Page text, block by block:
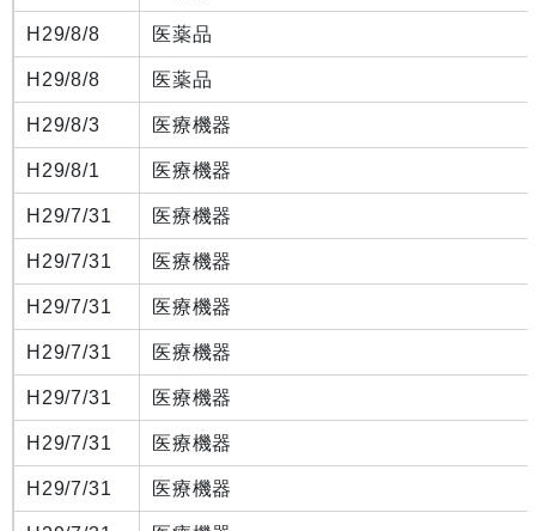
H29/8/8 医薬品
H29/8/8 医薬品
H29/8/3 医療機器
H29/8/1 医療機器
H29/7/31 医療機器
H29/7/31 医療機器
H29/7/31 医療機器
H29/7/31 医療機器
H29/7/31 医療機器
H29/7/31 医療機器
H29/7/31 医療機器